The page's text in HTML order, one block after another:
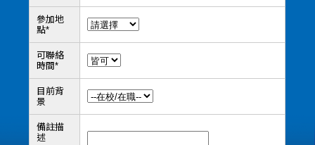
參加地
點*
可聯絡
時間*
目前背
景
備註描
述